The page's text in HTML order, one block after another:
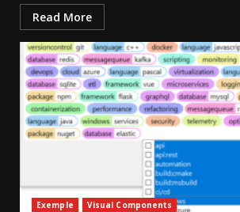
Read More
Exemple Visual Components